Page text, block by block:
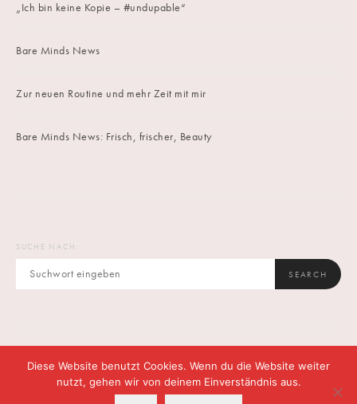
„Ich bin keine Kopie – #undupable“
Bare Minds News
Zur neuen Routine und mehr Zeit mit mir
Bare Minds News: Frisch, frischer, Beauty
SUCHE NACH:
SEARCH
DATENSCHUTZ CONTACT
Diese Website benutzt Cookies. Wenn du die Website weiter
nutzt, gehen wir von deinem Einverständnis aus.